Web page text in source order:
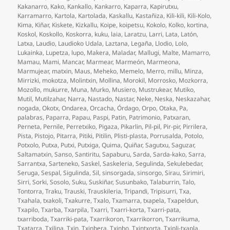
Kakanarro, Kako, Kankallo, Kankarro, Kaparra, Kapirutxu,
Karramarro, Kartola, Kartolada, Kaskallu, Kastañiza, Kili-kili, Kili-Kolo,
Kima, Kiñar, Kiskete, Kizkallu, Koipe, koipetsu, Kokolo, Kolko, kortina,
Koskol, Koskollo, Koskorra, kuku, laia, Laratzu, Larri, Lata, Latón,
Latxa, Laudio, Laudioko Udala, Laztana, Legaña, Llodio, Lolo,
Lukainka, Lupetza, lupo, Makera, Maladar, Mallugi, Malte, Mamarro,
Mamau, Mami, Mancar, Marmear, Marmeón, Marmeona,
Marmujear, matxin, Maus, Meheko, Memelo, Merro, millu, Minza,
Mirrizki, mokotza, Molintxin, Mollina, Morokil, Morrosko, Mozkorra,
Mozollo, mukurre, Muna, Murko, Musiero, Mustrukear, Mutiko,
Mutil, Mutilzahar, Narra, Nastado, Nastar, Neke, Neska, Neskazahar,
nogada,Okotx,Ondarea,Orcacha,Órdago,Orpo,Otaka, Pa,
palabras, Paparra, Papau, Paspi, Patin, Patrimonio, Patxaran,
Perneta, Pernile, Perretxiko, Pigaza, Pikarlin, Pil-pil, Pir-pir, Pirrilera,
Pista, Pistojo, Pitarra, Pitiki, Pitilin, Plisti-plasta, Porrusalda, Potolo,
Potxolo, Putxa, Putxi, Putxiga,Quima,Quiñar,Sagutxu,Saguzar,
Saltamatxin,Sanso,Santiritu,Sapaburu,Sarda,Sarda-kako,Sarra,
Sarrantxa,Sarteneko,Saskel,Saskeleria,Segulinda,Sekulebedar,
Seruga,Sespal,Sigulinda,Sil,sinsorgada,sinsorgo,Sirau,Sirimiri,
Sirri,Sorki,Sosolo,Suku,Suskiñar,Susunbako,Talaburrin,Talo,
Tontorra,Traku,Trauski,Trauskileria,Tripandi,Tripisurri,Txa,
Txahala,txakoli,Txakurre,Txalo,Txamarra,txapela,Txapeldun,
Txapilo,Txarba,Txarpila,Txarri,Txarri-korta,Txarri-pata,
txarriboda,Txarriki-pata,Txarrikoron,Txarrikorron,Txarrikuma,
Txatarra,Txilina,Txin,Txinbera,Txinbo,Txintxorta,Txipli-txapla,